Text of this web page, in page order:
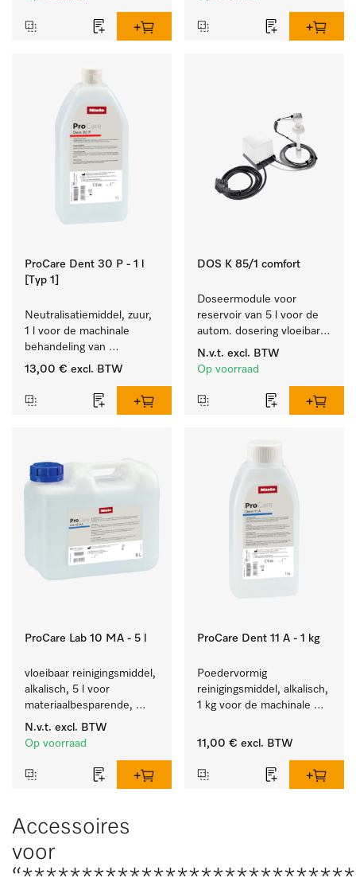
ProCare Dent 30 P - 1 l
[Typ 1]
Neutralisatiemiddel, zuur,
1 l voor de machinale
behandeling van
tandheelkundige
13,00 € excl. BTW
DOS K 85/1 comfort
Doseermodule voor
reservoir van 5 l voor de
autom. dosering vloeibare
reinigingsmiddelen, met
niveaudetectie.
N.v.t. excl. BTW
Op voorraad
ProCare Lab 10 MA - 5 l
vloeibaar reinigingsmiddel,
alkalisch, 5 l voor
materiaalbesparende,
machinale reiniging van
laboratoriumglasw. en -
N.v.t. excl. BTW
Op voorraad
ProCare Dent 11 A - 1 kg
Poedervormig
reinigingsmiddel, alkalisch,
1 kg voor de machinale
tandheelkundige
11,00 € excl. BTW
Accessoires
voor